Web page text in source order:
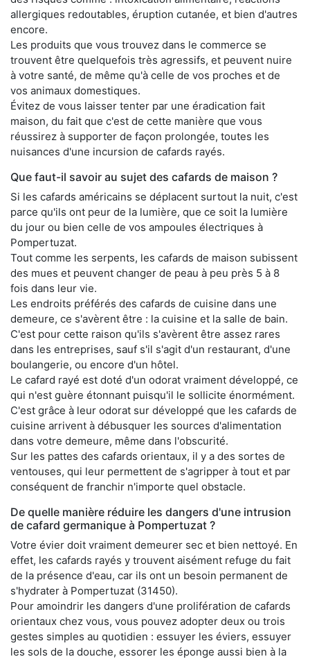
allergiques redoutables, éruption cutanée, et bien d'autres
encore.
Les produits que vous trouvez dans le commerce se
trouvent être quelquefois très agressifs, et peuvent nuire
à votre santé, de même qu'à celle de vos proches et de
vos animaux domestiques.
Évitez de vous laisser tenter par une éradication fait
maison, du fait que c'est de cette manière que vous
réussirez à supporter de façon prolongée, toutes les
nuisances d'une incursion de cafards rayés.
Que faut-il savoir au sujet des cafards de maison ?
Si les cafards américains se déplacent surtout la nuit, c'est
parce qu'ils ont peur de la lumière, que ce soit la lumière
du jour ou bien celle de vos ampoules électriques à
Pompertuzat.
Tout comme les serpents, les cafards de maison subissent
des mues et peuvent changer de peau à peu près 5 à 8
fois dans leur vie.
Les endroits préférés des cafards de cuisine dans une
demeure, ce s'avèrent être : la cuisine et la salle de bain.
C'est pour cette raison qu'ils s'avèrent être assez rares
dans les entreprises, sauf s'il s'agit d'un restaurant, d'une
boulangerie, ou encore d'un hôtel.
Le cafard rayé est doté d'un odorat vraiment développé, ce
qui n'est guère étonnant puisqu'il le sollicite énormément.
C'est grâce à leur odorat sur développé que les cafards de
cuisine arrivent à débusquer les sources d'alimentation
dans votre demeure, même dans l'obscurité.
Sur les pattes des cafards orientaux, il y a des sortes de
ventouses, qui leur permettent de s'agripper à tout et par
conséquent de franchir n'importe quel obstacle.
De quelle manière réduire les dangers d'une intrusion
de cafard germanique à Pompertuzat ?
Votre évier doit vraiment demeurer sec et bien nettoyé. En
effet, les cafards rayés y trouvent aisément refuge du fait
de la présence d'eau, car ils ont un besoin permanent de
s'hydrater à Pompertuzat (31450).
Pour amoindrir les dangers d'une prolifération de cafards
orientaux chez vous, vous pouvez adopter deux ou trois
gestes simples au quotidien : essuyer les éviers, essuyer
les sols de la douche, essorer les éponge aussi bien à la